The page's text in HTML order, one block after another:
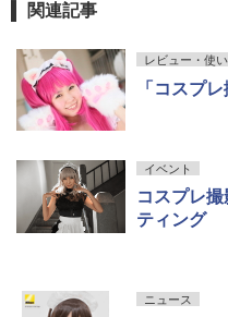
関連記事
レビュー・使
「コスプ
イベント
コスプレ
ティング
ニュース